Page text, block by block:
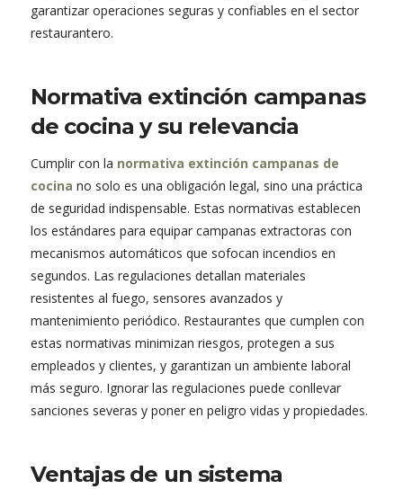
garantizar operaciones seguras y confiables en el sector
restaurantero.
Normativa extinción campanas
de cocina y su relevancia
Cumplir con la normativa extinción campanas de
cocina no solo es una obligación legal, sino una práctica
de seguridad indispensable. Estas normativas establecen
los estándares para equipar campanas extractoras con
mecanismos automáticos que sofocan incendios en
segundos. Las regulaciones detallan materiales
resistentes al fuego, sensores avanzados y
mantenimiento periódico. Restaurantes que cumplen con
estas normativas minimizan riesgos, protegen a sus
empleados y clientes, y garantizan un ambiente laboral
más seguro. Ignorar las regulaciones puede conllevar
sanciones severas y poner en peligro vidas y propiedades.
Ventajas de un sistema